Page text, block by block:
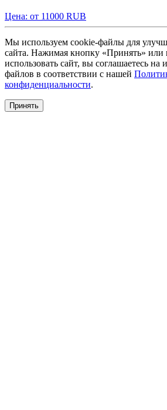
Цена: от 11000 RUB
Мы используем cookie-файлы для
сайта. Нажимая кнопку «Принять» или
использовать сайт, вы соглашаетесь на
файлов в соответствии с нашей
конфиденциальности.
Принять